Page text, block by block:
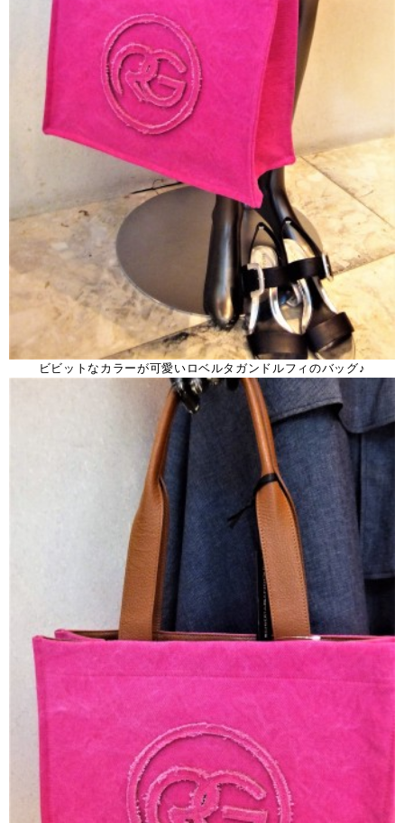
ビビットなカラーが可愛いロベルタガンドルフィのバッグ♪